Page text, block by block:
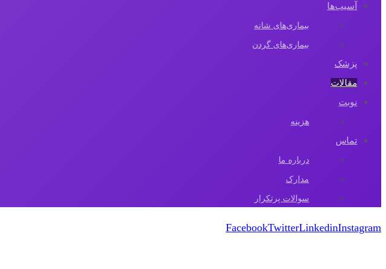
آسیب‌ها
بیماری‌های شانه
بیماری‌های گردن
پزشک
مقالات‌
نوبت
هزینه
تماس
درباره ما
مدارک
سوالات پرتکرار
FacebookTwitterLinkedinInstagram